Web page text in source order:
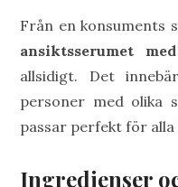
Från en konsuments
ansiktsserumet
allsidigt. Det
personer med olika
passar perfekt för alla
Ingredienser